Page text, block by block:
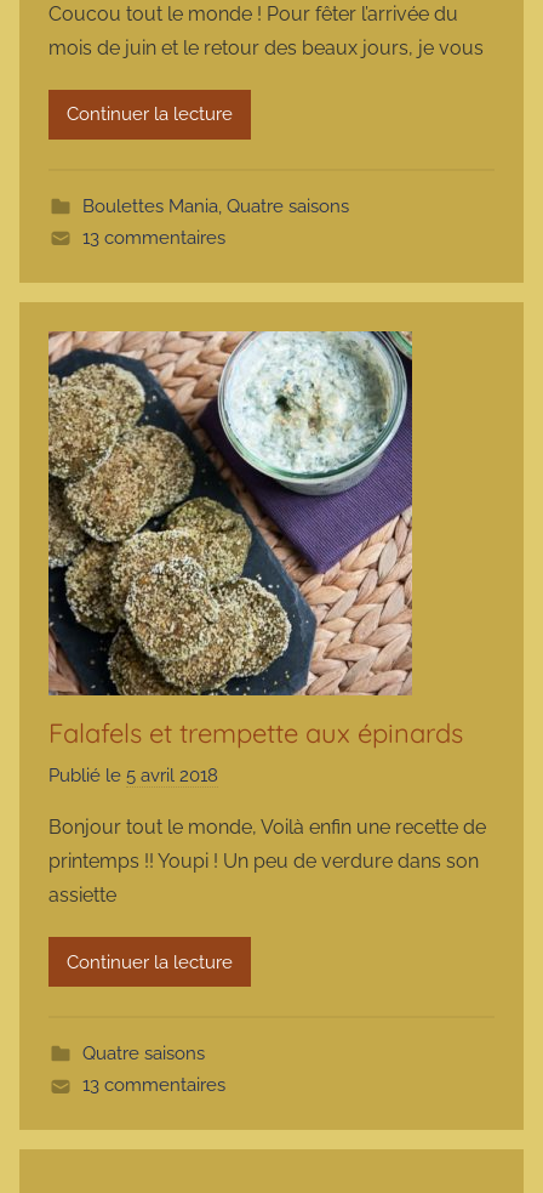
r
m
a
r
t
t
e
Coucou tout le monde ! Pour fêter l’arrivée du
mois de juin et le retour des beaux jours, je vous
Continuer la lecture
Boulettes Mania, Quatre saisons
13 commentaires
Falafels et trempette aux épinards
Publié le 5 avril 2018
r
m
r
m
e
Bonjour tout le monde, Voilà enfin une recette de
printemps !! Youpi ! Un peu de verdure dans son
assiette
Continuer la lecture
Quatre saisons
13 commentaires